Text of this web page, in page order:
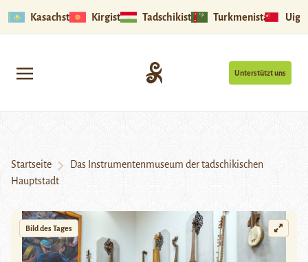
Kasachstan Kirgistan Tadschikistan Turkmenistan
Unterstützt uns
Startseite
Das Instrumentenmuseum der tadschikischen
Hauptstadt
Bild des Tages